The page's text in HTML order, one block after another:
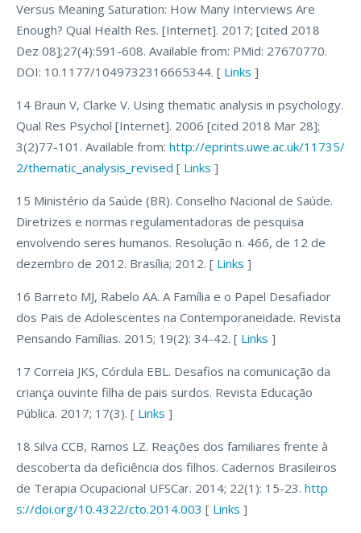
Versus Meaning Saturation: How Many Interviews Are
Enough? Qual Health Res. [Internet]. 2017; [cited 2018
Dez 08];27(4):591-608. Available from: PMid: 27670770.
DOI: 10.1177/1049732316665344. [ Links ]
14 Braun V, Clarke V. Using thematic analysis in psychology.
Qual Res Psychol [Internet]. 2006 [cited 2018 Mar 28];
3(2)77-101. Available from: http://eprints.uwe.ac.uk/11735/
2/thematic_analysis_revised [ Links ]
15 Ministério da Saúde (BR). Conselho Nacional de Saúde.
Diretrizes e normas regulamentadoras de pesquisa
envolvendo seres humanos. Resolução n. 466, de 12 de
dezembro de 2012. Brasília; 2012. [ Links ]
16 Barreto MJ, Rabelo AA. A Família e o Papel Desafiador
dos Pais de Adolescentes na Contemporaneidade. Revista
Pensando Famílias. 2015; 19(2): 34-42. [ Links ]
17 Correia JKS, Córdula EBL. Desafios na comunicação da
criança ouvinte filha de pais surdos. Revista Educação
Pública. 2017; 17(3). [ Links ]
18 Silva CCB, Ramos LZ. Reações dos familiares frente à
descoberta da deficiência dos filhos. Cadernos Brasileiros
de Terapia Ocupacional UFSCar. 2014; 22(1): 15-23. http
s://doi.org/10.4322/cto.2014.003 [ Links ]